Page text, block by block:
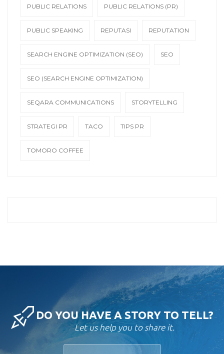
PUBLIC RELATIONS PUBLIC RELATIONS (PR)
PUBLIC SPEAKING REPUTASI REPUTATION
SEARCH ENGINE OPTIMIZATION (SEO) SEO
SEO (SEARCH ENGINE OPTIMIZATION)
SEQARA COMMUNICATIONS STORYTELLING
STRATEGI PR TACO TIPS PR
TOMORO COFFEE
DO YOU HAVE A STORY TO TELL?
Let us help you to share it.